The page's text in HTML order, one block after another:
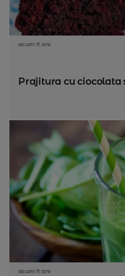
acum 11 ani
Prajitura cu ciocolata
acum 11 ani